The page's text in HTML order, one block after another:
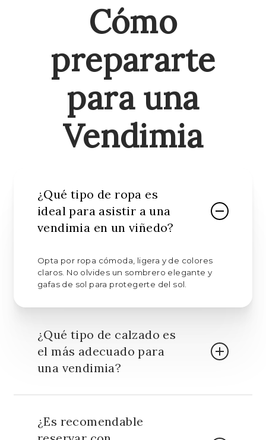
Cómo
prepararte
para una
Vendimia
¿Qué tipo de ropa es
ideal para asistir a una
vendimia en un viñedo?
Opta por ropa cómoda, ligera y de colores
claros. No olvides un sombrero elegante y
gafas de sol para protegerte del sol.
¿Qué tipo de calzado es
el más adecuado para
una vendimia?
caminar entre viñedos y terrenos irregulares.
¿Es recomendable